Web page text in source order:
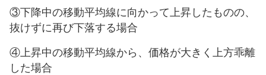
③下降中の移動平均線に向かって上昇したものの、
抜けずに再び下落する場合
④上昇中の移動平均線から、価格が大きく上方乖離
した場合